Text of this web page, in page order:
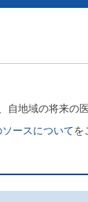
地域の将来の
ースについてを